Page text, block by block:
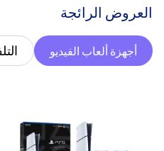
‫العروض الرائجة‬
أجهزة ألعاب الفيديو